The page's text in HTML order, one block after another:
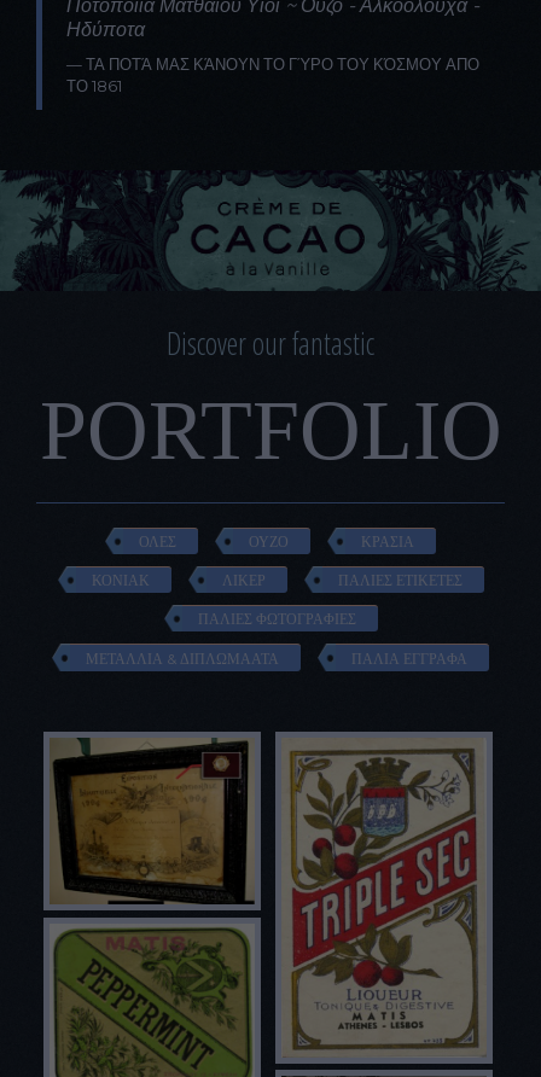
Ποτοποιία Ματθαίου Υιοί ~ Ούζο - Αλκοολούχα -
Ηδύποτα
ΤΑ ΠΟΤΆ ΜΑΣ ΚΆΝΟΥΝ ΤΟ ΓΎΡΟ ΤΟΥ ΚΌΣΜΟΥ ΑΠΟ
ΤΟ 1861
Discover our fantastic
PORTFOLIO
ΟΛΕΣ ΟΥΖΟ ΚΡΑΣΙΑ
ΚΟΝΙΑΚ ΛΙΚΕΡ ΠΑΛΙΕΣ ΕΤΙΚΕΤΕΣ
ΠΑΛΙΕΣ ΦΩΤΟΓΡΑΦΙΕΣ
ΜΕΤΑΛΛΙΑ & ΔΙΠΛΩΜΑΑΤΑ ΠΑΛΙΑ ΕΓΓΡΑΦΑ